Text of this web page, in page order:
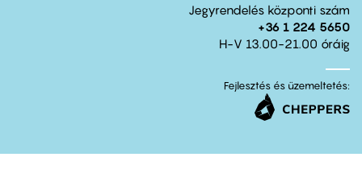
Jegyrendelés központi szám
+36 1 224 5650
H-V 13.00-21.00 óráig
Fejlesztés és üzemeltetés: